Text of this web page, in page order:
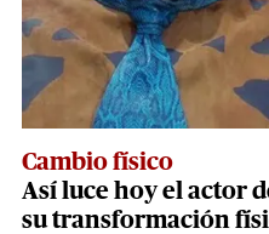
Cambio físico
Así luce hoy el actor
su transformación